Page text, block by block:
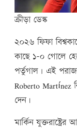
ক্রীড়া ডেস্ক
২০২৬ ফিফা
কাছে ১-০ গোলে
পর্তুগাল। এই
Roberto Martínez
দেন।
মার্কিন যুক্তরাষ্ট্রের